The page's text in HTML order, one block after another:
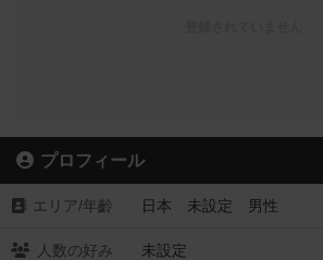
プロフィール
エリア/年齡 日本 未設定 男性
人数の好み 未設定